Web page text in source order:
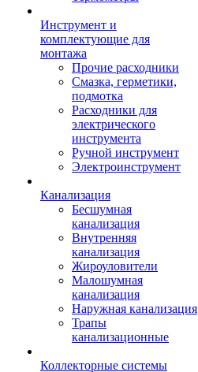
Инструмент и
комплектующие для
монтажа
Прочие расходники
Смазка, герметики,
подмотка
Расходники для
электрического
инструмента
Ручной инструмент
Электроинструмент
Канализация
Бесшумная
канализация
Внутренняя
канализация
Жироуловители
Малошумная
канализация
Наружная канализация
Трапы
канализационные
Коллекторные системы